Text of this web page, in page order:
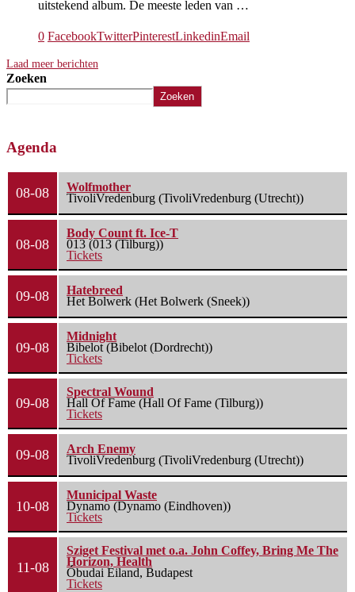
uitstekend album. De meeste leden van …
0 FacebookTwitterPinterestLinkedinEmail
Laad meer berichten
Zoeken
Zoeken
Agenda
08-08
Wolfmother
TivoliVredenburg (TivoliVredenburg (Utrecht))
08-08
Body Count ft. Ice-T
013 (013 (Tilburg))
Tickets
09-08
Hatebreed
Het Bolwerk (Het Bolwerk (Sneek))
09-08
Midnight
Bibelot (Bibelot (Dordrecht))
Tickets
09-08
Spectral Wound
Hall Of Fame (Hall Of Fame (Tilburg))
Tickets
09-08
Arch Enemy
TivoliVredenburg (TivoliVredenburg (Utrecht))
10-08
Municipal Waste
Dynamo (Dynamo (Eindhoven))
Tickets
11-08
Sziget Festival met o.a. John Coffey, Bring Me The
Horizon, Health
Óbudai Eiland, Budapest
Tickets